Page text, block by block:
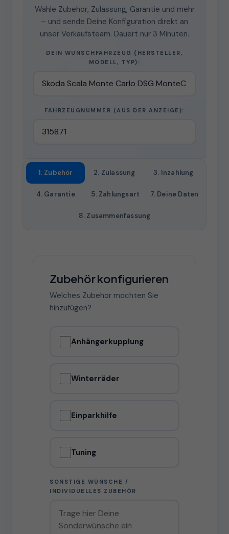
Wähle Zubehör, Zulassung, Garantie und mehr
– und sende Deine Konfiguration direkt an
unser Verkaufsteam. Dauert nur 3 Minuten.
DEIN WUNSCHFAHRZEUG (HERSTELLER,
MODELL, TYP):
FAHRZEUGNUMMER (AUS DER ANZEIGE):
1. Zubehör 2. Zulassung 3. Inzahlung
4. Garantie 5. Zahlungsart 7. Deine Daten
8. Zusammenfassung
Zubehör konfigurieren
Welches Zubehör möchten Sie
hinzufügen?
Anhängerkupplung
Winterräder
Einparkhilfe
Tuning
SONSTIGE WÜNSCHE /
INDIVIDUELLES ZUBEHÖR